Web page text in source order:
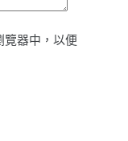
覽器中，以便